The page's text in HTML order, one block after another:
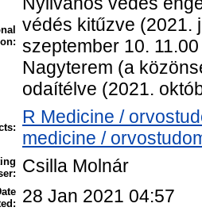
védés kitűzve (2021.
szeptember 10.
Nagyterem (a
odaítélve (2021.
R Medicine /
medicine /
Csilla Molnár
28 Jan 2021 04:57